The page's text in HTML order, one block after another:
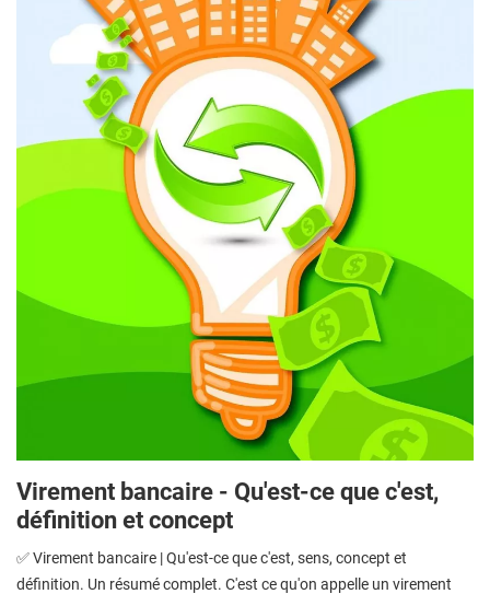
Virement bancaire - Qu'est-ce que c'est,
définition et concept
✅ Virement bancaire | Qu'est-ce que c'est, sens, concept et
définition. Un résumé complet. C'est ce qu'on appelle un virement